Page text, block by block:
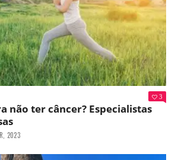
3
não ter câncer? Especialistas
2023